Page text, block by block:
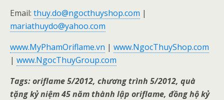
Email: thuy.do@ngocthuyshop.com |
mariathuydo@yahoo.com
www.MyPhamOriflame.vn | www.NgocThuyShop.com
| www.NgocThuyGroup.com
Tags: oriflame 5/2012, chương trình 5/2012, quà
tặng kỷ niệm 45 năm thành lập oriflame, đồng hộ kỷ